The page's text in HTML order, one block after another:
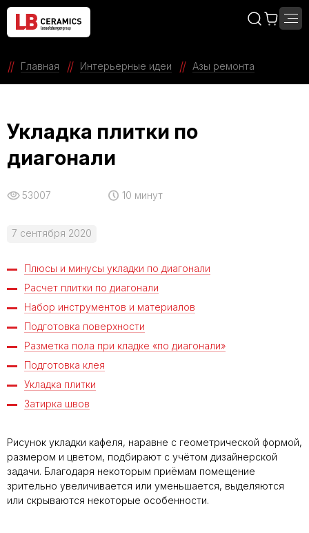
Главная Интерьерные идеи Азы ремонта
Укладка плитки по
диагонали
7 сентября 2020
53007 10 минут
Плюсы и минусы укладки по диагонали
Расчет плитки по диагонали
Набор инструментов и материалов
Подготовка поверхности
Разметка пола при кладке «по диагонали»
Подготовка клея
Укладка плитки
Затирка швов
Рисунок укладки кафеля, наравне с геометрической формой,
размером и цветом, подбирают с учётом дизайнерской
задачи. Благодаря некоторым приёмам помещение
зрительно увеличивается или уменьшается, выделяются
или скрываются некоторые особенности.